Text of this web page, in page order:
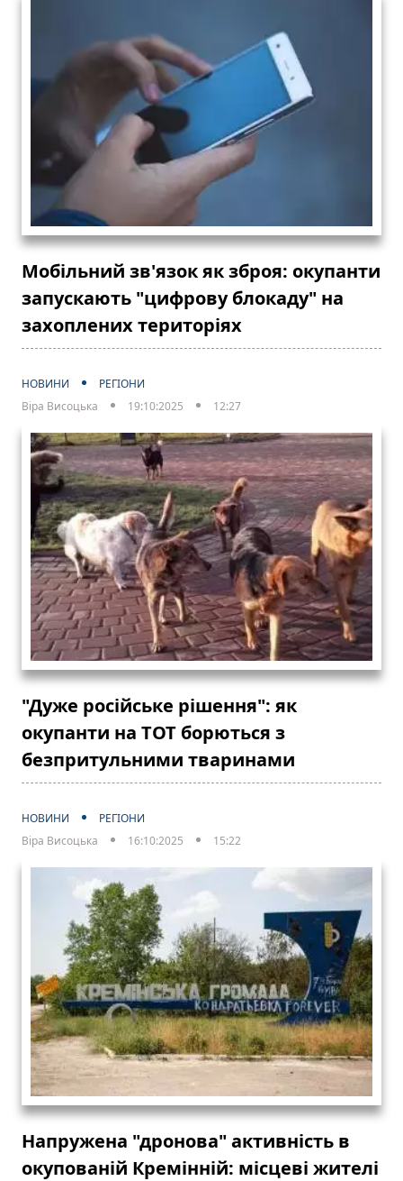
Мобільний зв'язок як зброя: окупанти
запускають "цифрову блокаду" на
захоплених територіях
НОВИНИ
РЕГІОНИ
Віра Висоцька
19:10:2025 12:27
"Дуже російське рішення": як
окупанти на ТОТ борються з
безпритульними тваринами
НОВИНИ
РЕГІОНИ
Віра Висоцька
16:10:2025 15:22
Напружена "дронова" активність в
окупованій Кремінній: місцеві жителі